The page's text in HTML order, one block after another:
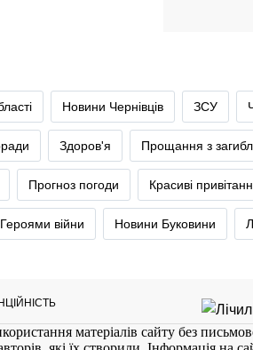
Новини Чернівців ЗСУ
Здоров'я Прощання з
Прогноз погоди Красиві
війни Новини Буковини
матеріалів сайту без